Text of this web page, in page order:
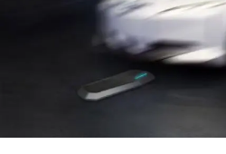
otomobil üreticileri tarafından
yavaş yavaş orta veya kompakt
kullanılmaya başlandı. Yeni
arabalar bile CDC ile donatılabilir.
altında kapsamlı bir CDC